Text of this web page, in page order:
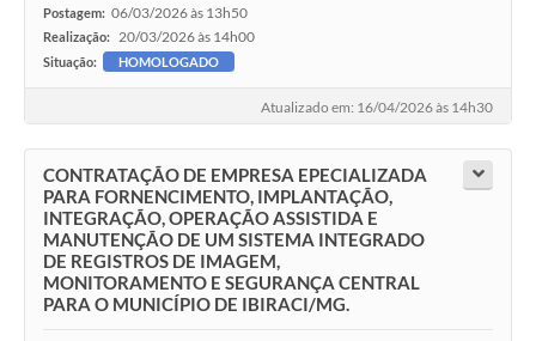
Postagem: 06/03/2026 às 13h50
Realização: 20/03/2026 às 14h00
Situação: HOMOLOGADO
Atualizado em: 16/04/2026 às 14h30
CONTRATAÇÃO DE EMPRESA EPECIALIZADA
PARA FORNENCIMENTO, IMPLANTAÇÃO,
INTEGRAÇÃO, OPERAÇÃO ASSISTIDA E
MANUTENÇÃO DE UM SISTEMA INTEGRADO
DE REGISTROS DE IMAGEM,
MONITORAMENTO E SEGURANÇA CENTRAL
PARA O MUNICÍPIO DE IBIRACI/MG.